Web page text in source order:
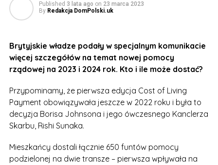
Co do innych punktów ogłaszanego niebawem
podatków. Dyskutowane są także zmiany w podatku
dochodowym, ubezpieczeniu społecznym, podatku od
spadków i podatkach od działalności gospodarczej.
Published 3 lata ago on 23 marca 2023
By Redakcja DomPolski.uk
Brytyjskie władze podały w specjalnym komunikacie
więcej szczegółów na temat nowej pomocy
rządowej na 2023 i 2024 rok. Kto i ile może dostać?
Przypominamy, że pierwsza edycja Cost of Living
Payment obowiązywała jeszcze w 2022 roku i była to
decyzja Borisa Johnsona i jego ówczesnego Kanclerza
Skarbu, Rishi Sunaka.
Mieszkańcy dostali łącznie 650 funtów pomocy
podzielonej na dwie transze – pierwsza wpływała na